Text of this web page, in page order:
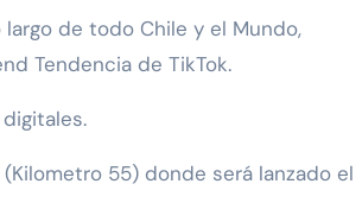
de todo Chile y el Mundo,
Tendencia de TikTok.
55) donde será lanzado el